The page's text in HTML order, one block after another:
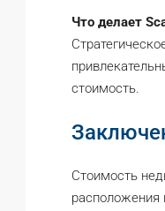
Что делает
стоимость.
Стоимость
расположения